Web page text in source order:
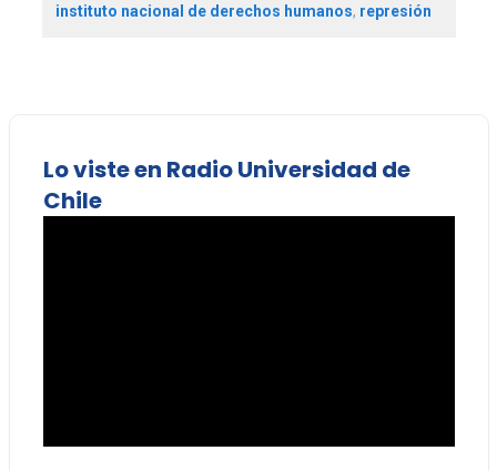
instituto nacional de derechos humanos, represión
Lo viste en Radio Universidad de
Chile